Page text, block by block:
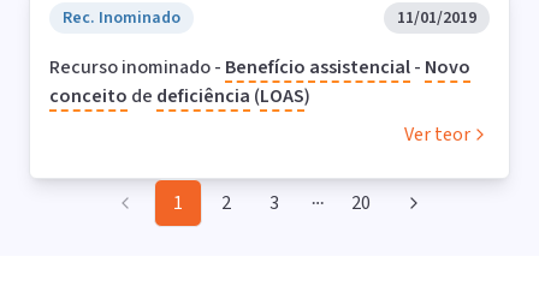
Rec. Inominado 11/01/2019
Recurso inominado - Benefício assistencial- Novo
conceito de deficiência (LOAS)
Ver teor
1 2 3 More pages
20